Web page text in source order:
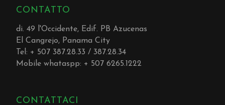
CONTATTO
di. 49 l'Occidente, Edif. PB Azucenas
El Cangrejo, Panama City
Tel: + 507 387.28.33 / 387.28.34
Mobile whataspp: + 507 6265.1222
CONTATTACI